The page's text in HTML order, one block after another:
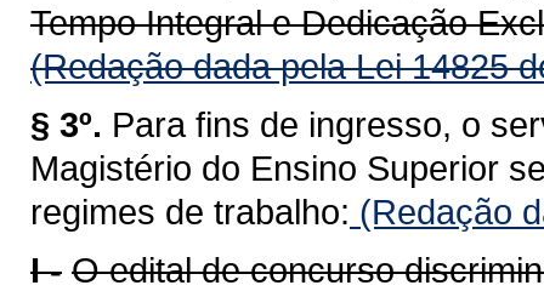
Tempo Integral e Dedicação
(Redação dada pela Lei 14825
§ 3º. Para fins de ingresso, o
Magistério do Ensino Superior
regimes de trabalho: (Redação
I - O edital de concurso